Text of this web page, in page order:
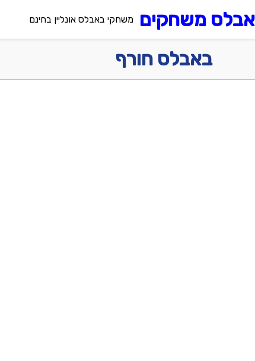
משחקים משחקי באבלס אונליין בחינם
באבלס חורף